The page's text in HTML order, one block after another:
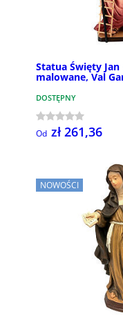
Statua Święty
malowane, Val
DOSTĘPNY
Od zł 261,36
NOWOŚCI